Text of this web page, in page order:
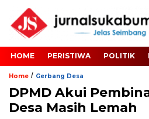
HOME PERISTIWA POLITIK
Home / Gerbang Desa
DPMD Akui
Desa Masih Lemah